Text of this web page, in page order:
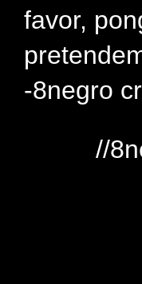
favor,
-8negro
//